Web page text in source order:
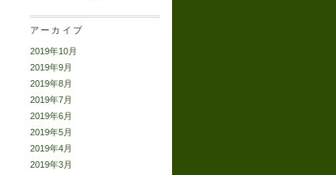
アーカイブ
2019年10月
2019年9月
2019年8月
2019年7月
2019年6月
2019年5月
2019年4月
2019年3月